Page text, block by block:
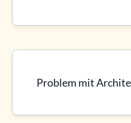
Problem mit